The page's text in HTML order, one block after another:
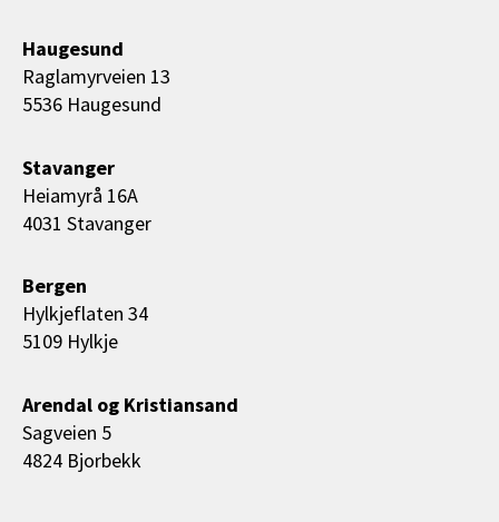
Haugesund
Raglamyrveien 13
5536 Haugesund
Stavanger
Heiamyrå 16A
4031 Stavanger
Bergen
Hylkjeflaten 34
5109 Hylkje
Arendal og Kristiansand
Sagveien 5
4824 Bjorbekk